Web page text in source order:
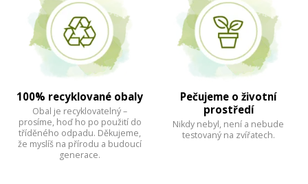
100% recyklované obaly
Obal je recyklovatelný –
prosíme, hoď ho po použití do
tříděného odpadu. Děkujeme,
že myslíš na přírodu a budoucí
generace.
Pečujeme o životní
prostředí
Nikdy nebyl, není a nebude
testovaný na zvířatech.